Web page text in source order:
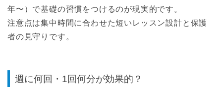
年〜）で基礎の習慣をつけるのが現実的です。
注意点は集中時間に合わせた短いレッスン設計と保護
者の見守りです。
週に何回・1回何分が効果的？